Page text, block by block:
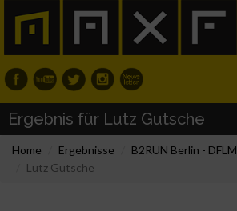
Ergebnis für Lutz Gutsche
Home Ergebnisse B2RUN Berlin - DFLM
Lutz Gutsche